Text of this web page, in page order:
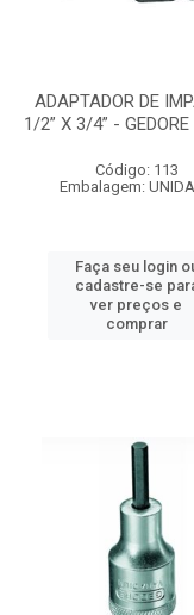
ADAPTADOR DE
1/2” X 3/4” - GEDORE
Código: 113
Embalagem:
Faça seu login
cadastre-se
ver preços e
comprar